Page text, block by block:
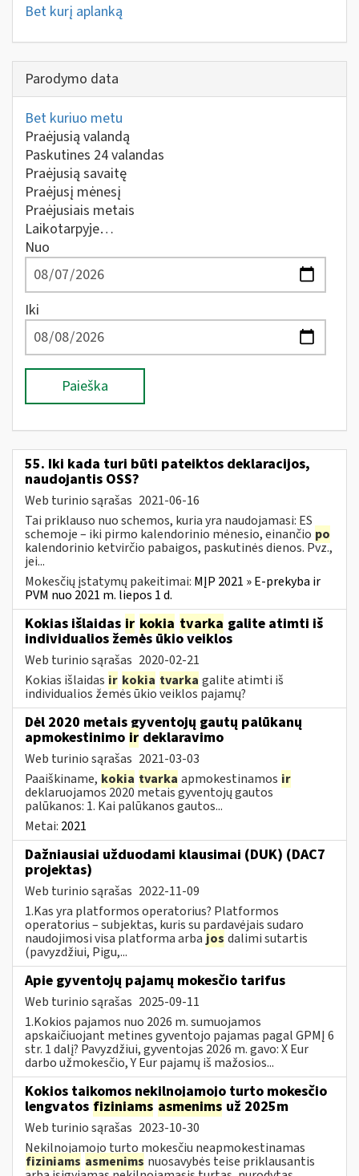
Bet kurį aplanką
Parodymo data
Bet kuriuo metu
Praėjusią valandą
Paskutines 24 valandas
Praėjusią savaitę
Praėjusį mėnesį
Praėjusiais metais
Laikotarpyje…
Nuo
Iki
Paieška
55. Iki kada turi būti pateiktos deklaracijos,
naudojantis OSS?
Web turinio sąrašas 2021-06-16
Tai priklauso nuo schemos, kuria yra naudojamasi: ES
schemoje – iki pirmo kalendorinio mėnesio, einančio po
kalendorinio ketvirčio pabaigos, paskutinės dienos. Pvz.,
jei...
Mokesčių įstatymų pakeitimai: MĮP 2021 » E-prekyba ir
PVM nuo 2021 m. liepos 1 d.
Kokias išlaidas ir kokia tvarka galite atimti iš
individualios žemės ūkio veiklos
Web turinio sąrašas 2020-02-21
Kokias išlaidas ir kokia tvarka galite atimti iš
individualios žemės ūkio veiklos pajamų?
Dėl 2020 metais gyventojų gautų palūkanų
apmokestinimo ir deklaravimo
Web turinio sąrašas 2021-03-03
Paaiškiname, kokia tvarka apmokestinamos ir
deklaruojamos 2020 metais gyventojų gautos
palūkanos: 1. Kai palūkanos gautos...
Metai: 2021
Dažniausiai užduodami klausimai (DUK) (DAC7
projektas)
Web turinio sąrašas 2022-11-09
1.Kas yra platformos operatorius? Platformos
operatorius – subjektas, kuris su pardavėjais sudaro
naudojimosi visa platforma arba jos dalimi sutartis
(pavyzdžiui, Pigu,...
Apie gyventojų pajamų mokesčio tarifus
Web turinio sąrašas 2025-09-11
1.Kokios pajamos nuo 2026 m. sumuojamos
apskaičiuojant metines gyventojo pajamas pagal GPMĮ 6
str. 1 dalį? Pavyzdžiui, gyventojas 2026 m. gavo: X Eur
darbo užmokesčio, Y Eur pajamų iš mažosios...
Kokios taikomos nekilnojamojo turto mokesčio
lengvatos fiziniams asmenims už 2025m
Web turinio sąrašas 2023-10-30
Nekilnojamojo turto mokesčiu neapmokestinamas
fiziniams asmenims nuosavybės teise priklausantis